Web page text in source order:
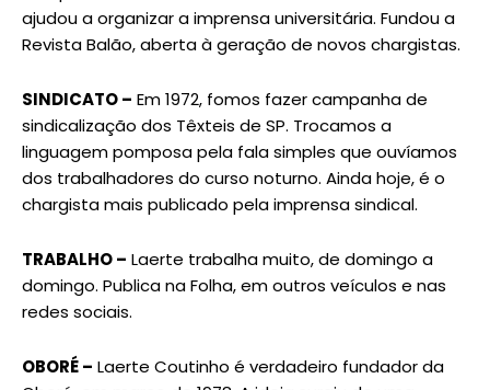
ajudou a organizar a imprensa universitária. Fundou a
Revista Balão, aberta à geração de novos chargistas.
SINDICATO – Em 1972, fomos fazer campanha de
sindicalização dos Têxteis de SP. Trocamos a
linguagem pomposa pela fala simples que ouvíamos
dos trabalhadores do curso noturno. Ainda hoje, é o
chargista mais publicado pela imprensa sindical.
TRABALHO – Laerte trabalha muito, de domingo a
domingo. Publica na Folha, em outros veículos e nas
redes sociais.
OBORÉ – Laerte Coutinho é verdadeiro fundador da